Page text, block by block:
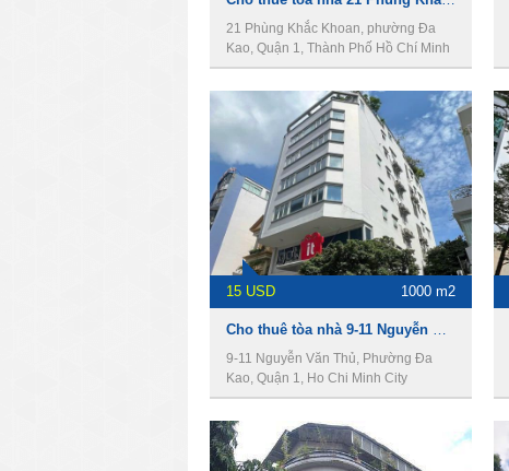
21 Phùng Khắc Khoan, phường Đa
Kao, Quận 1, Thành Phố Hồ Chí Minh
15 USD 1000 m2
9-11 Nguyễn Văn Thủ, Phường Đa
Kao, Quận 1, Ho Chi Minh City